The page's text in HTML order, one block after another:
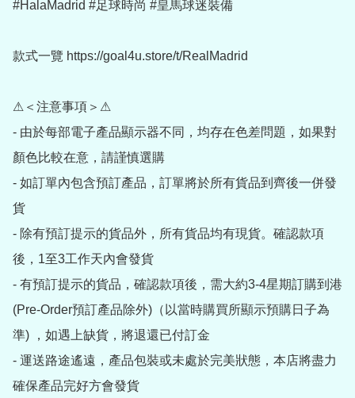
#HalaMadrid #足球時尚 #皇馬球迷裝備
款式一覽 https://goal4u.store/t/RealMadrid
⚠＜注意事項＞⚠
- 由於每部電子產品顯示器不同，均存在色差問題，如果對
顏色比較在意，請謹慎選購
- 如訂單內包含預訂產品，訂單將於所有貨品到齊後一併發
貨
- 除有預訂提示的貨品外，所有貨品均有現貨。確認款項
後，1至3工作天內會發貨
- 有預訂提示的貨品，確認款項後，需大約3-4星期訂購到港
(Pre-Order預訂產品除外)（以當時購買所顯示預購日子為
準) ，如遇上缺貨，將退還已付訂金
- 運送路途遙遠，產品包裝或未處於完美狀態，本店將盡力
確保產品完好方會發貨